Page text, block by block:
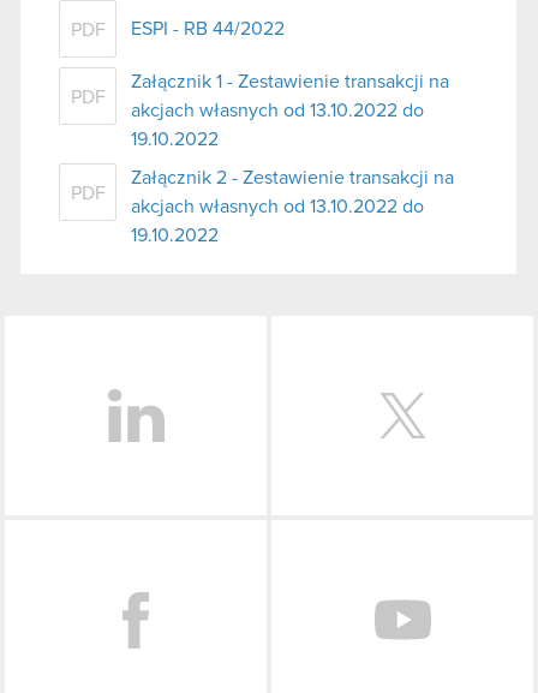
PDF ESPI - RB 44/2022
PDF
Załącznik 1 - Zestawienie transakcji na
akcjach własnych od 13.10.2022 do
19.10.2022
PDF
Załącznik 2 - Zestawienie transakcji na
akcjach własnych od 13.10.2022 do
19.10.2022